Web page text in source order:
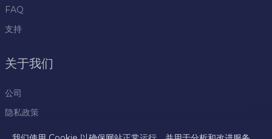
FAQ
支持
关于我们
公司
隐私政策
规则